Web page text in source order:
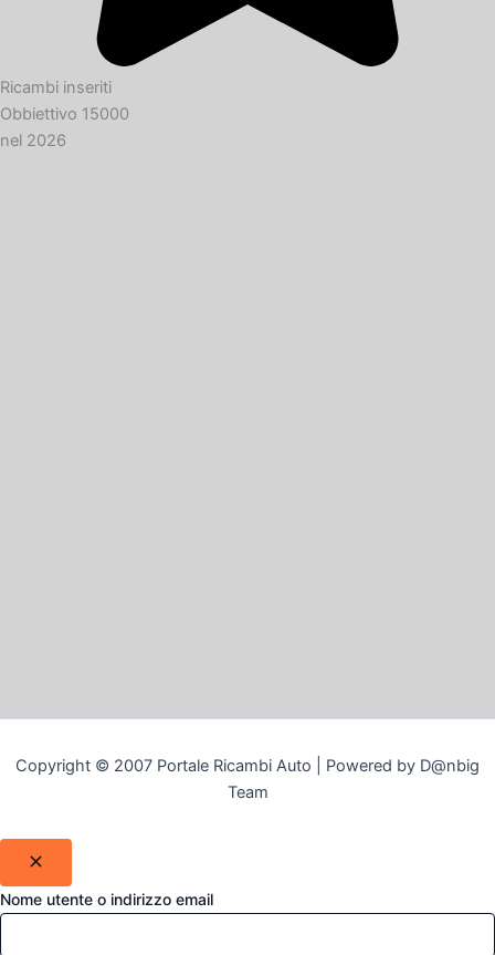
Ricambi inseriti
Obbiettivo 15000
nel 2026
Copyright © 2007 Portale Ricambi Auto | Powered by D@nbig
Team
Nome utente o indirizzo email